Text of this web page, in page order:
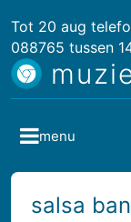
Tot 20 aug
088765 tussen
salsa
menu